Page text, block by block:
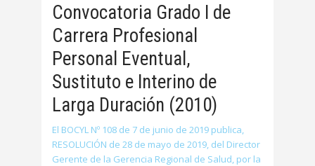
Convocatoria Grado I de
Carrera Profesional
Personal Eventual,
Sustituto e Interino de
Larga Duración (2010)
El BOCYL Nº 108 de 7 de junio de 2019 publica,
RESOLUCIÓN de 28 de mayo de 2019, del Director
Gerente de la Gerencia Regional de Salud, por la